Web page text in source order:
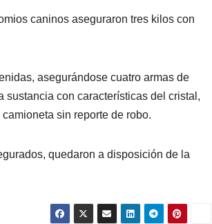
caninos aseguraron tres kilos con
asegurándose cuatro armas de
sustancia con características del cristal,
sin reporte de robo.
quedaron a disposición de la